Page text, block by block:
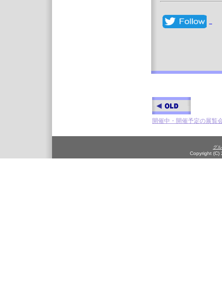
開催中・開催予定の展覧
グ
Copyright (C)